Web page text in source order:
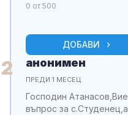
0 от 500
ДОБАВИ
2 анонимен
ПРЕДИ 1 МЕСЕЦ
Господин
въпрос за